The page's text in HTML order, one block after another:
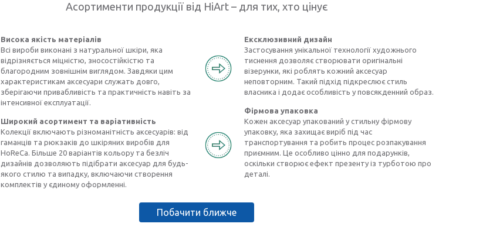
Асортименти продукції від HiArt – для тих, хто цінує
Висока якість матеріалів
Всі вироби виконані з натуральної шкіри, яка
відрізняється міцністю, зносостійкістю та
благородним зовнішнім виглядом. Завдяки цим
характеристикам аксесуари служать довго,
зберігаючи привабливість та практичність навіть за
інтенсивної експлуатації.
Широкий асортимент та варіативність
Колекції включають різноманітність аксесуарів: від
гаманців та рюкзаків до шкіряних виробів для
HoReCa. Більше 20 варіантів кольору та безліч
дизайнів дозволяють підібрати аксесуар для будь-
якого стилю та випадку, включаючи створення
комплектів у єдиному оформленні.
Ексклюзивний дизайн
Застосування унікальної технології художнього
тиснення дозволяє створювати оригінальні
візерунки, які роблять кожний аксесуар
неповторним. Такий підхід підкреслює стиль
власника і додає особливість у повсякденний образ.
Фірмова упаковка
Кожен аксесуар упакований у стильну фірмову
упаковку, яка захищає виріб під час
транспортування та робить процес розпакування
приємним. Це особливо цінно для подарунків,
оскільки створює ефект презенту із турботою про
деталі.
Побачити ближче